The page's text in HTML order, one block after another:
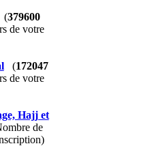
(379600
de votre
(172047
de votre
Hajj et
de